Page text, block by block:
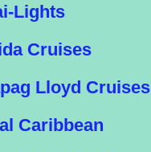
Lights
Cruises
Lloyd Cruises
Caribbean